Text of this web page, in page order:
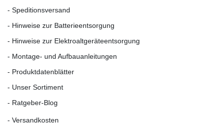
- Speditionsversand
- Hinweise zur Batterieentsorgung
- Hinweise zur Elektroaltgeräteentsorgung
- Montage- und Aufbauanleitungen
- Produktdatenblätter
- Unser Sortiment
- Ratgeber-Blog
- Versandkosten